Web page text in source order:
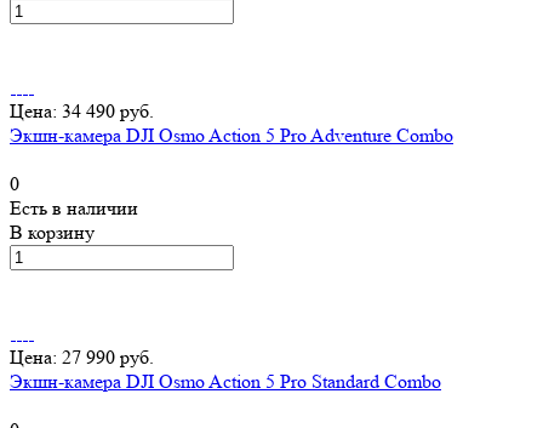
Цена: 34 490 руб.
Экшн-камера DJI Osmo Action 5 Pro Adventure Combo
0
Есть в наличии
В корзину
Цена: 27 990 руб.
Экшн-камера DJI Osmo Action 5 Pro Standard Combo